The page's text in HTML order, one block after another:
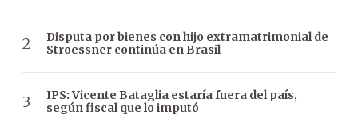
Disputa por bienes con hijo extramatrimonial de
Stroessner continúa en Brasil
IPS: Vicente Bataglia estaría fuera del país,
según fiscal que lo imputó